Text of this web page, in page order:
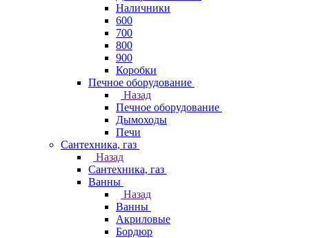
Наличники
600
700
800
900
Коробки
Печное оборудование
Назад
Печное оборудование
Дымоходы
Печи
Сантехника, газ
Назад
Сантехника, газ
Ванны
Назад
Ванны
Акриловые
Бордюр